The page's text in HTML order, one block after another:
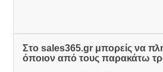
Στο sales365.gr μπορείς να
όποιον από τους παρακάτω